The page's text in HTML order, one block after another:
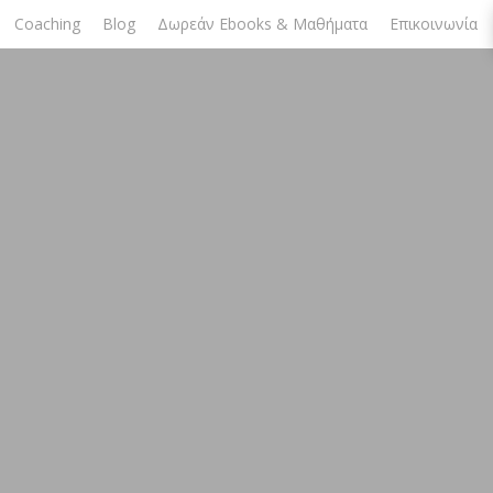
Coaching Blog Δωρεάν Ebooks & Μαθήματα Επικοινωνία